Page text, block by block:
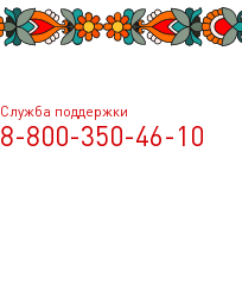
Служба поддержки
8-800-350-46-10